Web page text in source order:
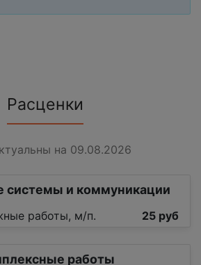
Расценки
на 09.08.2026
и коммуникации
работы, м/п. 25 руб
работы